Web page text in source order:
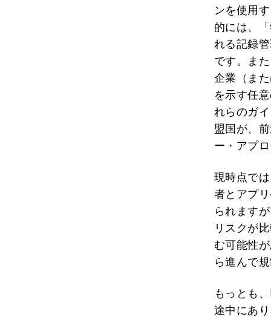
ンを使用
的には、
れる記録
です。ま
企業（ま
を示す任
れらのガ
盟国が、
ー・アプ
現時点で
者とアプ
られます
リスクが
む可能性
ら進んで
もっとも
途中にあ